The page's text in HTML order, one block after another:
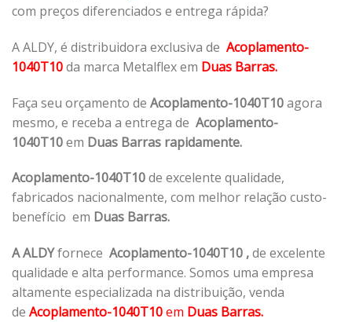
com preços diferenciados e entrega rápida?
A ALDY, é distribuidora exclusiva de Acoplamento-
1040T10da marca Metalflex em Duas Barras.
Faça seu orçamento de Acoplamento-1040T10agora
mesmo, e receba a entrega de Acoplamento-
1040T10em Duas Barras rapidamente.
Acoplamento-1040T10de excelente qualidade,
fabricados nacionalmente, com melhor relação custo-
benefício em Duas Barras.
A ALDYfornece Acoplamento-1040T10 ,de excelente
qualidade e alta performance. Somos uma empresa
altamente especializada na distribuição, venda
de Acoplamento-1040T10em Duas Barras.